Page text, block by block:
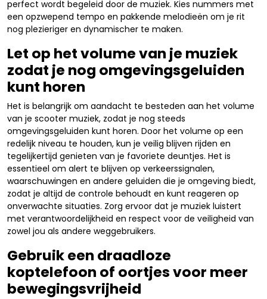
perfect wordt begeleid door de muziek. Kies nummers met
een opzwepend tempo en pakkende melodieën om je rit
nog plezieriger en dynamischer te maken.
Let op het volume van je muziek
zodat je nog omgevingsgeluiden
kunt horen
Het is belangrijk om aandacht te besteden aan het volume
van je scooter muziek, zodat je nog steeds
omgevingsgeluiden kunt horen. Door het volume op een
redelijk niveau te houden, kun je veilig blijven rijden en
tegelijkertijd genieten van je favoriete deuntjes. Het is
essentieel om alert te blijven op verkeerssignalen,
waarschuwingen en andere geluiden die je omgeving biedt,
zodat je altijd de controle behoudt en kunt reageren op
onverwachte situaties. Zorg ervoor dat je muziek luistert
met verantwoordelijkheid en respect voor de veiligheid van
zowel jou als andere weggebruikers.
Gebruik een draadloze
koptelefoon of oortjes voor meer
bewegingsvrijheid